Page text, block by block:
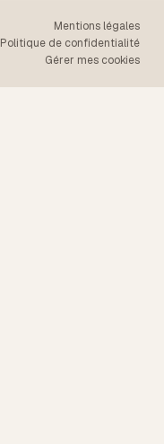
Mentions légales
Politique de confidentialité
Gérer mes cookies